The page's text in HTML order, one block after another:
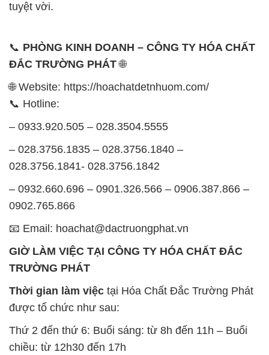
tuyệt vời.
📞 PHÒNG KINH DOANH – CÔNG TY HÓA CHẤT
ĐẮC TRƯỜNG PHÁT🌐
🌐 Website: https://hoachatdetnhuom.com/
📞 Hotline:
– 0933.920.505 – 028.3504.5555
– 028.3756.1835 – 028.3756.1840 –
028.3756.1841- 028.3756.1842
– 0932.660.696 – 0901.326.566 – 0906.387.866 –
0902.765.866
📧 Email: hoachat@dactruongphat.vn
GIỜ LÀM VIỆC TẠI CÔNG TY HÓA CHẤT ĐẮC
TRƯỜNG PHÁT
Thời gian làm việc tại Hóa Chất Đắc Trường Phát
được tổ chức như sau:
Thứ 2 đến thứ 6: Buổi sáng: từ 8h đến 11h – Buổi
chiều: từ 12h30 đến 17h